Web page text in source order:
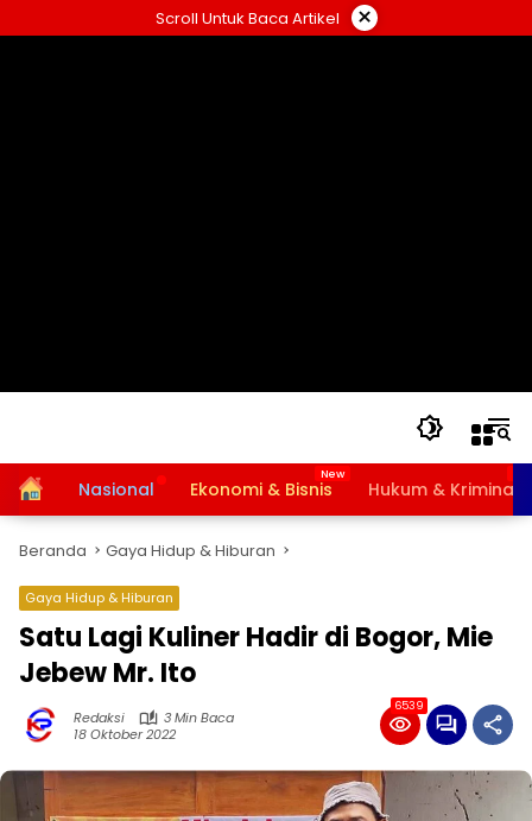
ke
Scroll Untuk Baca Artikel ×
HomeNasional Ekonomi & Bisnis Hukum & Kriminal
Beranda Gaya Hidup & Hiburan
Gaya Hidup & Hiburan
Satu Lagi Kuliner Hadir di Bogor, Mie
Jebew Mr. Ito
Redaksi
3 Min Baca
18 Oktober 2022
6539